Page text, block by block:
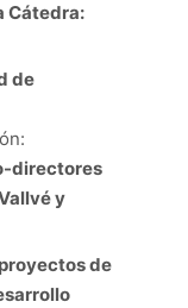
Cátedra:
de
directores
y
de